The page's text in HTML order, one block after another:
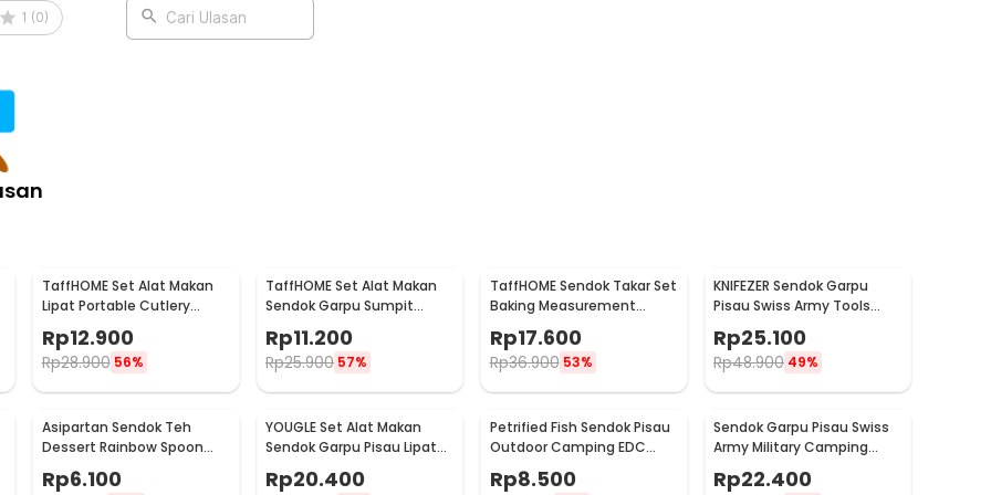
Spring Handle - AX-24
1 (0) Cari Ulasan
TaffHOME Set Alat Makan
Lipat Portable Cutlery
Rp12.900
Rp28.900 56%
TaffHOME Set Alat Makan
Sendok Garpu Sumpit
CJ0091
Rp11.200
Rp25.900 57%
TaffHOME Sendok Takar Set
Baking Measurement
Spoon 0.62-15ml 6 PCS -
16752
Rp17.600
Rp36.900 53%
KNIFEZER Sendok Garpu
Pisau Swiss Army Tools
Rp25.100
Rp48.900 49%
Asipartan Sendok Teh
Dessert Rainbow Spoon
Stainless Steel Bulat - A014
Rp6.100
YOUGLE Set Alat Makan
Sendok Garpu Pisau Lipat
Rp20.400
Petrified Fish Sendok Pisau
Outdoor Camping EDC
Tools - LX709
Rp8.500
Sendok Garpu Pisau Swiss
Army Military Camping
A011
Rp22.400